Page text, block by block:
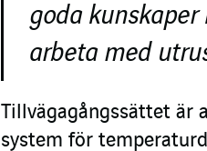
goda
arbeta med
Tillvägagångssättet är
system för